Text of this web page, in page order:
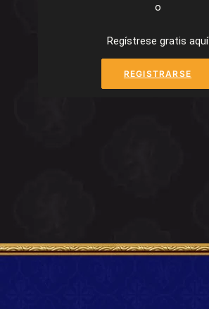
o
Regístrese gratis aquí
REGISTRARSE